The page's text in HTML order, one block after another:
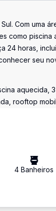
Com uma
como piscina
24 horas,
seu
aquecida,
rooftop
4 Banheiros